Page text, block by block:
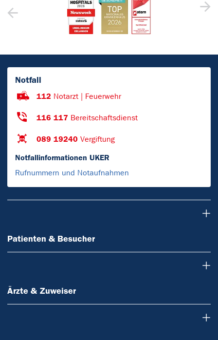
Notfall
112 Notarzt | Feuerwehr
116 117 Bereitschaftsdienst
089 19240 Vergiftung
Notfallinformationen UKER
Rufnummern und Notaufnahmen
Patienten & Besucher
Ärzte & Zuweiser